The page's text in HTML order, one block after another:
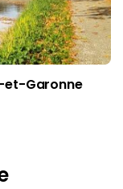
et-Garonne